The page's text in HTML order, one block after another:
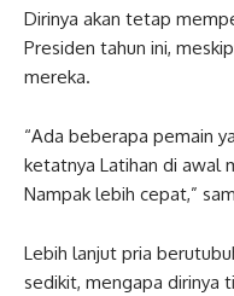
Dirinya akan tetap
Presiden tahun ini,
mereka.
“Ada beberapa pemain
ketatnya Latihan di awal
Nampak lebih cepat,”
Lebih lanjut pria
sedikit, mengapa dirinya